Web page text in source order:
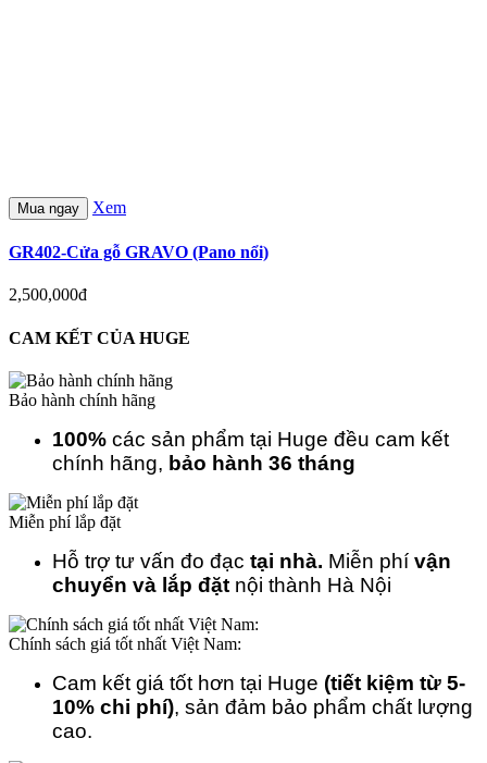
Mua ngay Xem
GR402-Cửa gỗ GRAVO (Pano nổi)
2,500,000đ
CAM KẾT CỦA HUGE
Bảo hành chính hãng
100% các sản phẩm tại Huge đều cam kết
chính hãng, bảo hành 36 tháng
Miễn phí lắp đặt
Hỗ trợ tư vấn đo đạc tại nhà. Miễn phí vận
chuyển và lắp đặt nội thành Hà Nội
Chính sách giá tốt nhất Việt Nam:
Cam kết giá tốt hơn tại Huge (tiết kiệm từ 5-
10% chi phí), sản đảm bảo phẩm chất lượng
cao.